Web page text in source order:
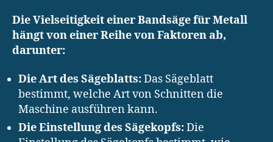
Die Vielseitigkeit einer Bandsäge für Metall
hängt von einer Reihe von Faktoren ab,
darunter:
Die Art des Sägeblatts:Das Sägeblatt
bestimmt, welche Art von Schnitten die
Maschine ausführen kann.
Die Einstellung des Sägekopfs:Die